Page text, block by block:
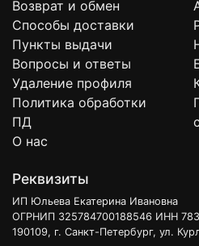
Возврат и обмен
Способы доставки
Пункты выдачи
Вопросы и ответы
Удаление профиля
Политика обработки
ПД
О нас
Реквизиты
ИП Юльева Екатерина Ивановна
ОГРНИП 325784700188546 ИНН
190109, г. Санкт-Петербург, ул.